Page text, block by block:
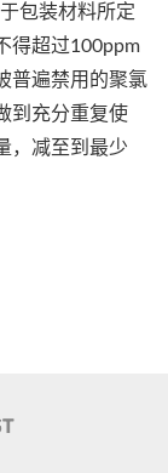
包装材料所定
得超过100ppm
普遍禁用的聚氯
到充分重复使
，减至到最少